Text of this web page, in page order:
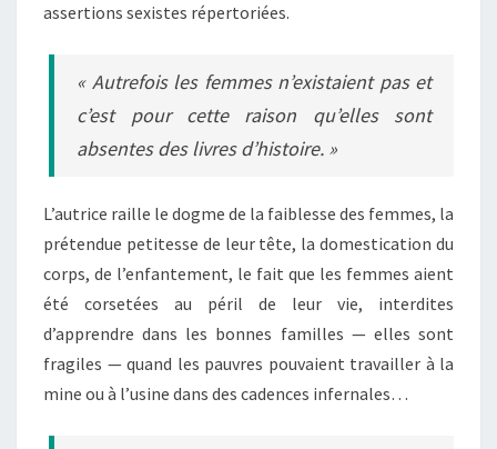
assertions sexistes répertoriées.
« Autrefois les femmes n’existaient pas et
c’est pour cette raison qu’elles sont
absentes des livres d’histoire. »
L’autrice raille le dogme de la faiblesse des femmes, la
prétendue petitesse de leur tête, la domestication du
corps, de l’enfantement, le fait que les femmes aient
été corsetées au péril de leur vie, interdites
d’apprendre dans les bonnes familles — elles sont
fragiles — quand les pauvres pouvaient travailler à la
mine ou à l’usine dans des cadences infernales…